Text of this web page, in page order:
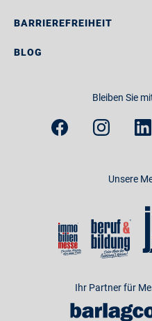
BARRIEREFREIHEIT
BLOG
Bleiben Sie
Unsere
Ihr Partner für